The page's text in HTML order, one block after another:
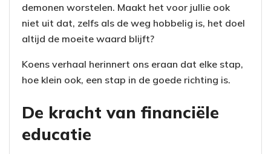
demonen worstelen. Maakt het voor jullie ook
niet uit dat, zelfs als de weg hobbelig is, het doel
altijd de moeite waard blijft?
Koens verhaal herinnert ons eraan dat elke stap,
hoe klein ook, een stap in de goede richting is.
De kracht van financiële
educatie